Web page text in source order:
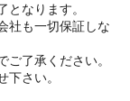
なります。
社も一切保証しな
了承ください。
さい。